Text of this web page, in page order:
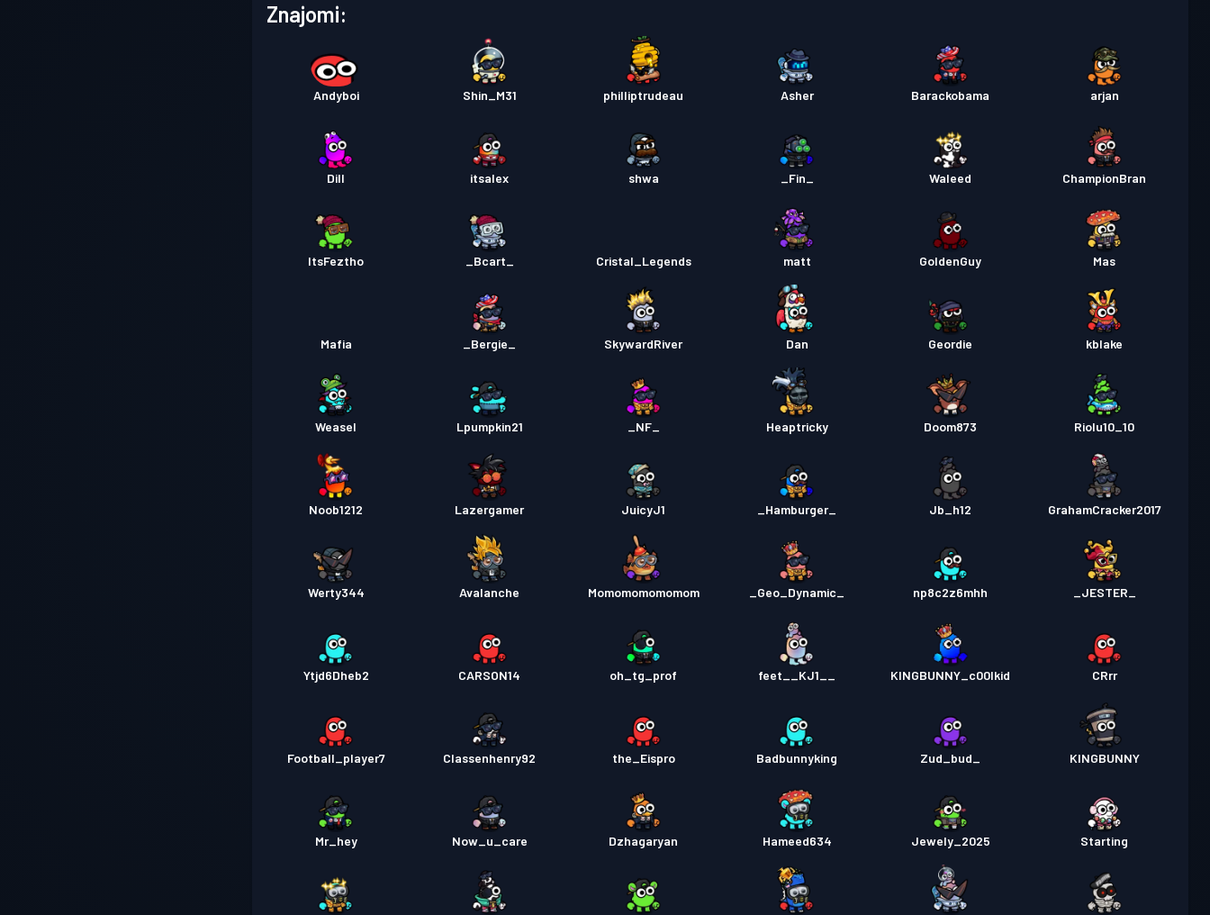
Przepustka bojowa Season 3
Poziom
30
Przepustka bojowa Season 2
Poziom
30
Przepustka bojowa Season 1
30
Znajomi:
Andyboi Shin_M31 philliptrudeau Asher Barackobama arjan
Dill itsalex shwa _Fin_ Waleed ChampionBran
ItsFeztho _Bcart_ Cristal_Legends matt GoldenGuy Mas
Mafia _Bergie_ SkywardRiver Dan Geordie kblake
Weasel Lpumpkin21 _NF_ Heaptricky Doom873 Riolu10_10
Noob1212 Lazergamer JuicyJ1 _Hamburger_ Jb_h12 GrahamCracker2017
Werty344 Avalanche Momomomomomom _Geo_Dynamic_ np8c2z6mhh _JESTER_
Ytjd6Dheb2 CARSON14 oh_tg_prof feet__KJ1__ KINGBUNNY_c00lkid CRrr
Football_player7 Classenhenry92 the_Eispro Badbunnyking Zud_bud_ KINGBUNNY
Mr_hey Now_u_care Dzhagaryan Hameed634 Jewely_2025 Starting